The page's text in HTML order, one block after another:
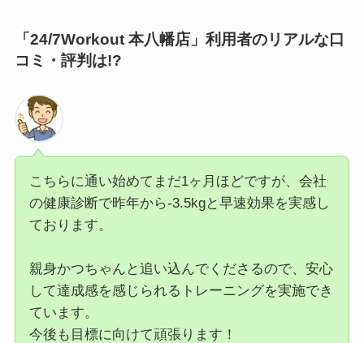
「24/7Workout 本八幡店」利用者のリアルな口
コミ・評判は!?
こちらに通い始めてまだ1ヶ月ほどですが、会社
の健康診断で昨年から-3.5kgと早速効果を実感し
ております。
親身かつちゃんと追い込んでくださるので、安心
して達成感を感じられるトレーニングを実施でき
ています。
今後も目標に向けて頑張ります！